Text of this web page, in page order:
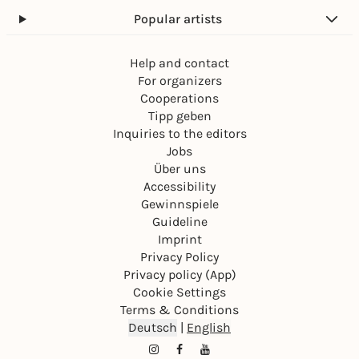
Popular artists
Help and contact
For organizers
Cooperations
Tipp geben
Inquiries to the editors
Jobs
Über uns
Accessibility
Gewinnspiele
Guideline
Imprint
Privacy Policy
Privacy policy (App)
Cookie Settings
Terms & Conditions
Deutsch | English